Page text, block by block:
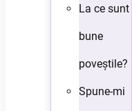
La ce sunt
bune
poveștile?
Spune-mi